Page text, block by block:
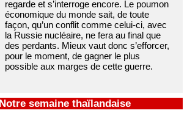
regarde et s’interroge encore. Le poumon
économique du monde sait, de toute
façon, qu’un conflit comme celui-ci, avec
la Russie nucléaire, ne fera au final que
des perdants. Mieux vaut donc s’efforcer,
pour le moment, de gagner le plus
possible aux marges de cette guerre.
Notre semaine thaïlandaise